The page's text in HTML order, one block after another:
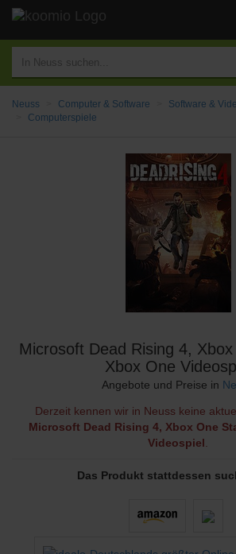
Neuss Computer & Software
Software &
Computerspiele
Microsoft Dead Rising 4,
Xbox One
Angebote und Preise in
Derzeit kennen wir in Neuss keine
Microsoft Dead Rising 4, Xbox One
Videospiel
Das Produkt stattdessen